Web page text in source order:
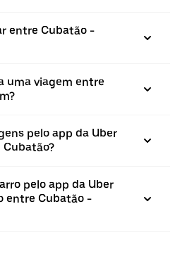
entre Cubatão -
uma viagem entre
pelo app da Uber
pelo app da Uber
entre Cubatão -